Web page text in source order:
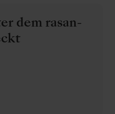
dem ra­sa­n­